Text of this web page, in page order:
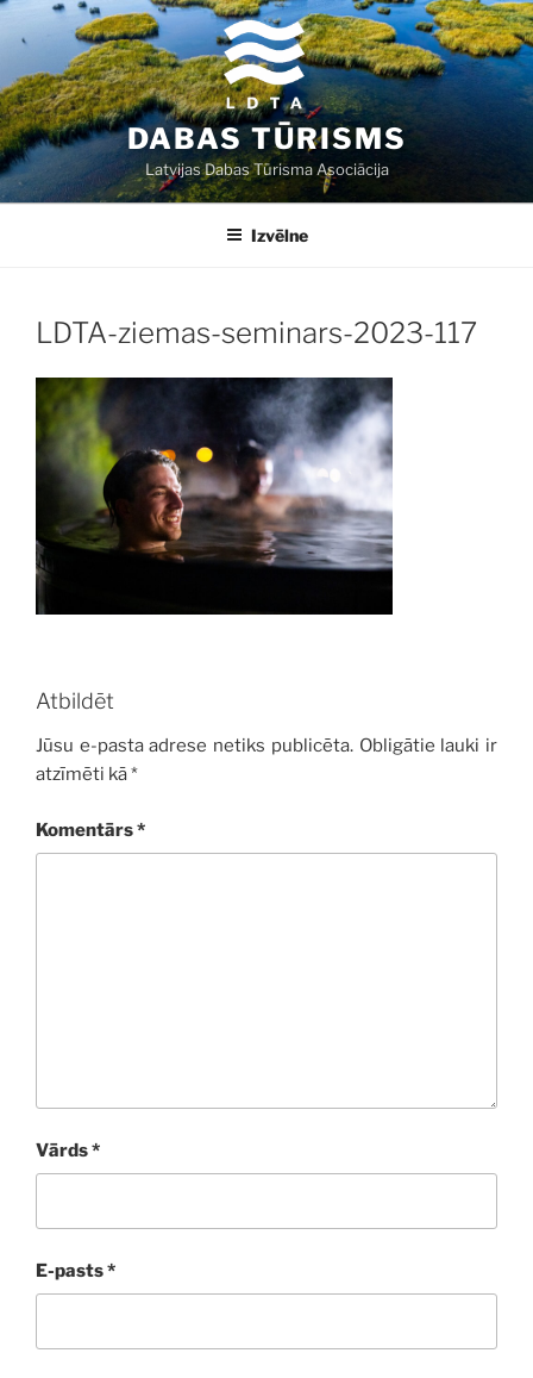
Doties
saturu
DABAS TŪRISMS
Latvijas Dabas Tūrisma Asociācija
Izvēlne
LDTA-ziemas-seminars-2023-117
Atbildēt
Jūsu e-pasta adrese netiks publicēta. Obligātie lauki ir
atzīmēti kā*
Komentārs*
Vārds*
E-pasts*